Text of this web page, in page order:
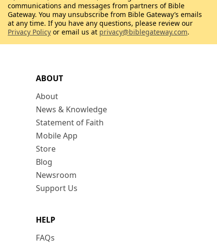
ABOUT
About
News & Knowledge
Statement of Faith
Mobile App
Store
Blog
Newsroom
Support Us
HELP
FAQs
communications and messages from partners of Bible
Gateway. You may unsubscribe from Bible Gateway’s emails
at any time. If you have any questions, please review our
Privacy Policy or email us at privacy@biblegateway.com.